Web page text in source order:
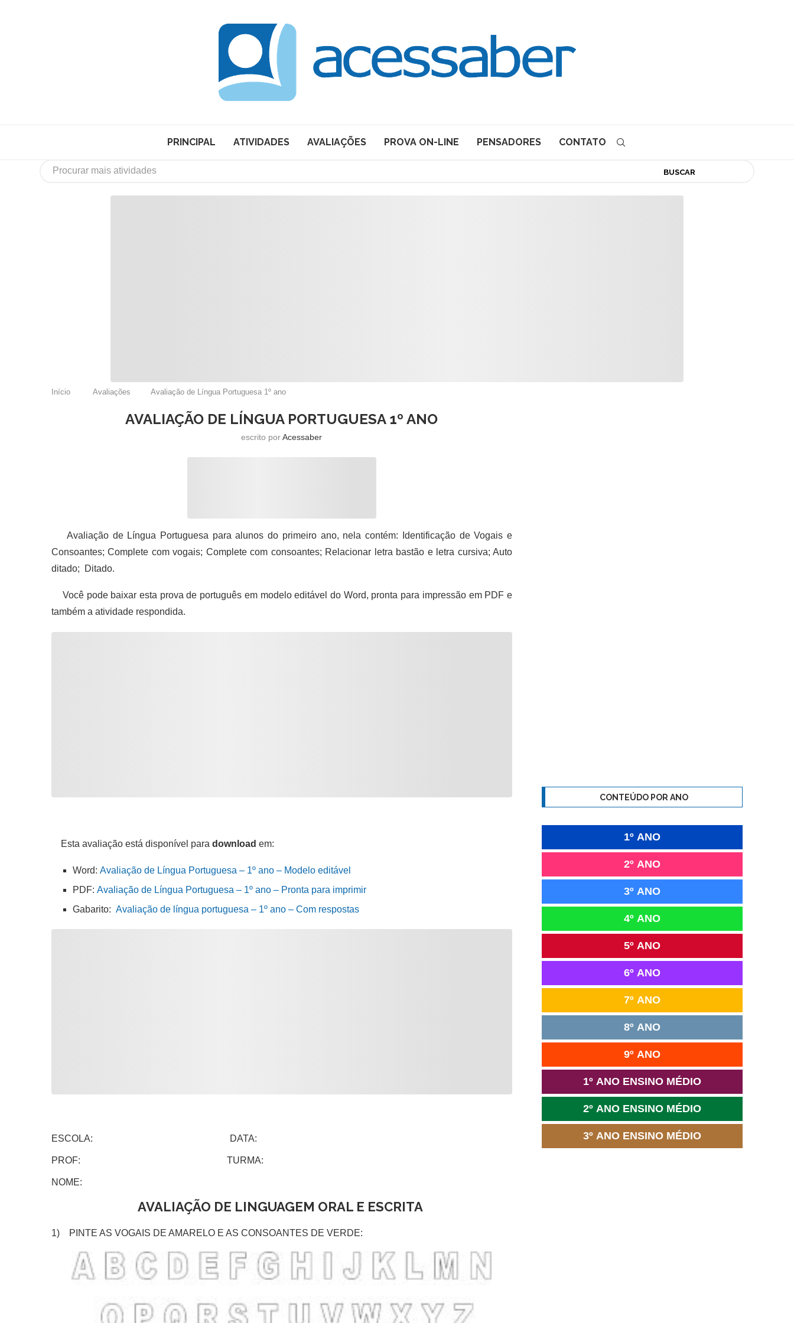
PRINCIPAL ATIVIDADES AVALIAÇÕES PROVA ON-LINE PENSADORES CONTATO
BUSCAR
Início Avaliações Avaliação de Língua Portuguesa 1º ano
AVALIAÇÃO DE LÍNGUA PORTUGUESA 1º ANO
escrito porAcessaber
Avaliação de Língua Portuguesa para alunos do primeiro ano, nela contém: Identificação de Vogais e
Consoantes; Complete com vogais; Complete com consoantes; Relacionar letra bastão e letra cursiva; Auto
ditado; Ditado.
Você pode baixar esta prova de português em modelo editável do Word, pronta para impressão em PDF e
também a atividade respondida.
Esta avaliação está disponível para download em:
Word: Avaliação de Língua Portuguesa – 1º ano – Modelo editável
PDF: Avaliação de Língua Portuguesa – 1º ano – Pronta para imprimir
Gabarito: Avaliação de língua portuguesa – 1º ano – Com respostas
ESCOLA: DATA:
PROF: TURMA:
NOME:
AVALIAÇÃO DE LINGUAGEM ORAL E ESCRITA
1) PINTE AS VOGAIS DE AMARELO E AS CONSOANTES DE VERDE:
CONTEÚDO POR ANO
1º ANO
2º ANO
3º ANO
4º ANO
5º ANO
6º ANO
7º ANO
8º ANO
9º ANO
1º ANO ENSINO MÉDIO
2º ANO ENSINO MÉDIO
3º ANO ENSINO MÉDIO